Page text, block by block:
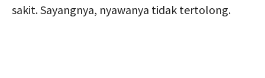
sakit. Sayangnya, nyawanya tidak tertolong.